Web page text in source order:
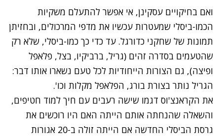
ואם בחיקויים עסקינן, אי אפשר להתעלם משקיות
הכמו-ביסלי שמעטרות עכשיו את מדפי המרכולים, ובחזיתן
תמונות של שחקני כדורגל. עד כדי כך כמו-ביסלי, שלא רק
שהטעמים בסדרה זהים (גריל, ברביקיו, בצל, פלאפל
ופיצה), גם הצורות הייחודיות לכל טעם נשארו אותו דבר:
הגריל נותר בצורת בורג, הפלאפל מקלות וכו'.
את הקראנצ'וס דגמו שישה רעבים עם חיך למוד חטיפים,
והשאלה שהנחתה אותם הייתה האם היו רוכשים את
גרסת הביסלי החדשה אם הייתה זולה ב-20 אגורות